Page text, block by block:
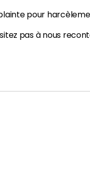
pour
pas à nous